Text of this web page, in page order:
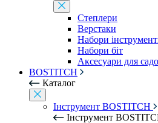
Степлери
Верстаки
Набори
Набори біт
Аксесуари для
BOSTITCH
Каталог
Інструмент BOSTITCH
Інструмент